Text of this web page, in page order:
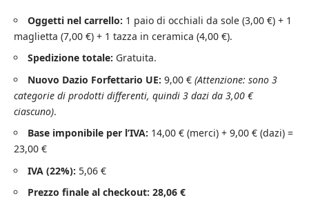
Oggetti nel carrello: 1 paio di occhiali da sole (3,00 €) + 1
maglietta (7,00 €) + 1 tazza in ceramica (4,00 €).
Spedizione totale: Gratuita.
Nuovo Dazio Forfettario UE: 9,00 € (Attenzione: sono 3
categorie di prodotti differenti, quindi 3 dazi da 3,00 €
ciascuno).
Base imponibile per l’IVA: 14,00 € (merci) + 9,00 € (dazi) =
23,00 €
IVA (22%): 5,06 €
Prezzo finale al checkout: 28,06 €